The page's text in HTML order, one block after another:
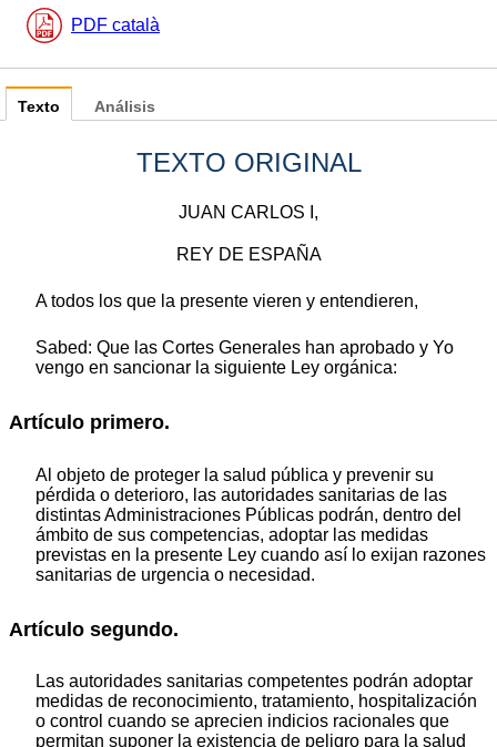
PDF català
Texto
TEXTO ORIGINAL
JUAN CARLOS I,
REY DE ESPAÑA
A todos los que la presente vieren y entendieren,
Sabed: Que las Cortes Generales han aprobado y Yo
vengo en sancionar la siguiente Ley orgánica:
Artículo primero.
Al objeto de proteger la salud pública y prevenir su
pérdida o deterioro, las autoridades sanitarias de las
distintas Administraciones Públicas podrán, dentro del
ámbito de sus competencias, adoptar las medidas
previstas en la presente Ley cuando así lo exijan razones
sanitarias de urgencia o necesidad.
Artículo segundo.
Las autoridades sanitarias competentes podrán adoptar
medidas de reconocimiento, tratamiento, hospitalización
o control cuando se aprecien indicios racionales que
permitan suponer la existencia de peligro para la salud
Análisis